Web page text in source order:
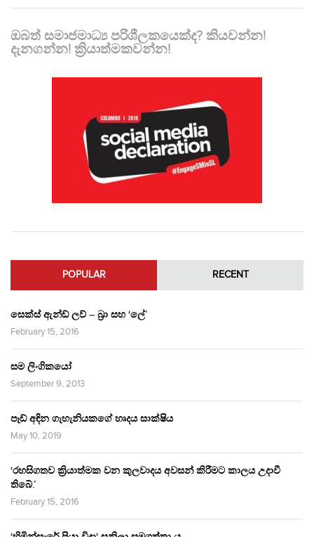
ඔබත් සමාජමාධ්‍ය පරිශීලකයෙක්ද? කියවන්න!
දැනගන්න! ක්‍රියාත්මකවන්න!
POPULAR RECENT
සෙක්ස් ඇන්ඩ් ලව් – බ්‍රා සහ ‘ලේ’
February 15, 2016
සම ලිංගිකයෝ
September 9, 2013
පෑඩ් අඳින ගැහැනියකගේ හෘදය සාක්ෂිය
May 10, 2019
‘රහසිගතව ක්‍රියාත්මක වන කුලවාදය අවසන් කිරීමට කාලය උදාවී
තිබේ.’
February 15, 2016